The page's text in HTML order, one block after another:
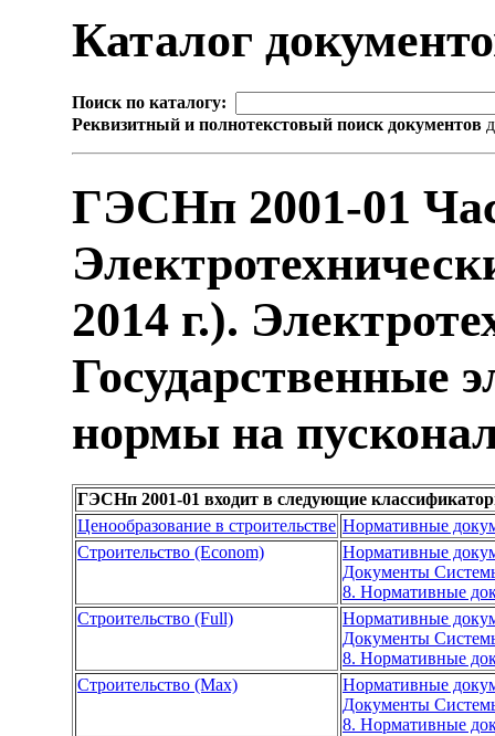
Каталог
Поиск по каталогу:
Реквизитный и полнотекстовый поиск документов
ГЭСНп 2001-01
2014 г.).
Государственные
нормы на
ГЭСНп 2001-01 входит в следующие
Ценообразование в строительстве Нормативные
Строительство (Econom)
Нормативные
Документы
8. Нормативные
Строительство (Full)
Нормативные
Документы
8. Нормативные
Строительство (Max)
Нормативные
Документы
8. Нормативные